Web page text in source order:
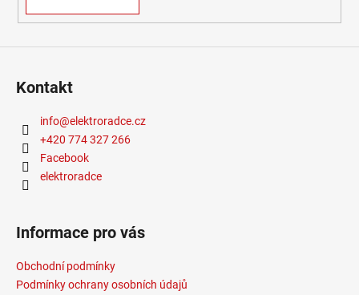
Kontakt
info@elektroradce.cz
+420 774 327 266
Facebook
elektroradce
Informace pro vás
Obchodní podmínky
Podmínky ochrany osobních údajů